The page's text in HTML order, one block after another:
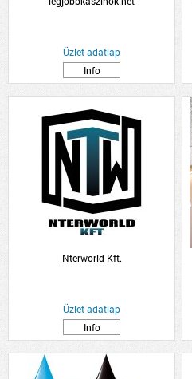
Üzlet adatlap
Info
Nterworld Kft.
Üzlet adatlap
Info